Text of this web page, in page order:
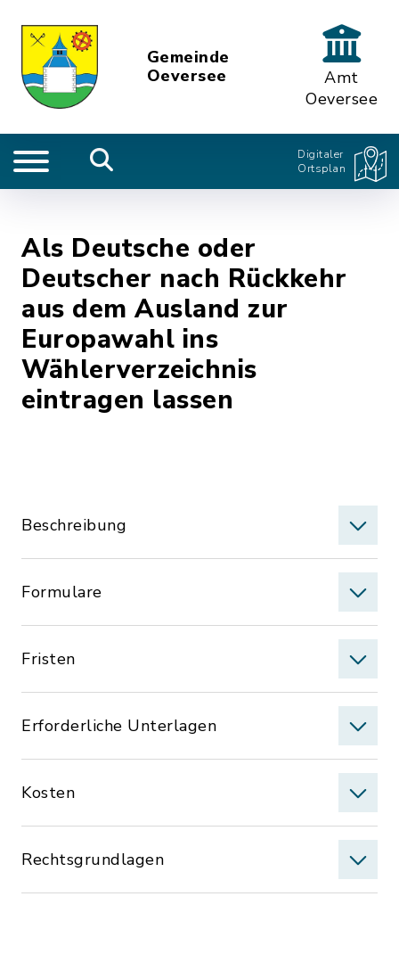
Gemeinde
Oeversee
Amt
Oeversee
Digitaler
Ortsplan
Als Deutsche oder
Deutscher nach Rückkehr
aus dem Ausland zur
Europawahl ins
Wählerverzeichnis
eintragen lassen
Beschreibung
Formulare
Fristen
Erforderliche Unterlagen
Kosten
Rechtsgrundlagen